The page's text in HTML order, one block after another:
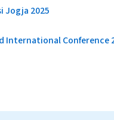
Jogja 2025
International Conference